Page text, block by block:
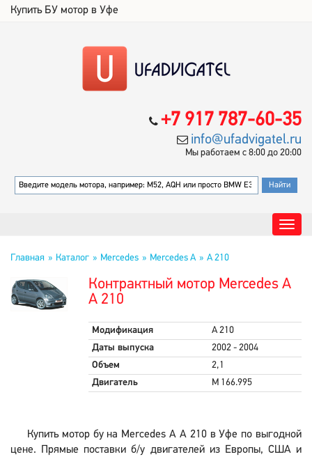
Купить БУ мотор в Уфе
+7 917 787-60-35
info@ufadvigatel.ru
Мы работаем с 8:00 до 20:00
Главная Каталог Mercedes Mercedes A A 210
Контрактный мотор Mercedes A
A 210
Модификация
A 210
Даты выпуска
2002 - 2004
Объем
2,1
Двигатель
M 166.995
Купить мотор бу на Mercedes A A 210 в Уфе по выгодной
цене. Прямые поставки б/у двигателей из Европы, США и